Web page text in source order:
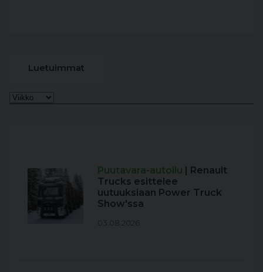
Luetuimmat
Puutavara-autoilu | Renault
Trucks esittelee
uutuuksiaan Power Truck
Show'ssa
03.08.2026